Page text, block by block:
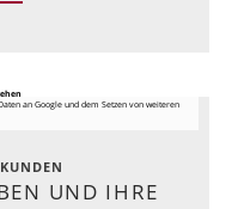
an Google und dem Setzen von weiteren
UND IHRE